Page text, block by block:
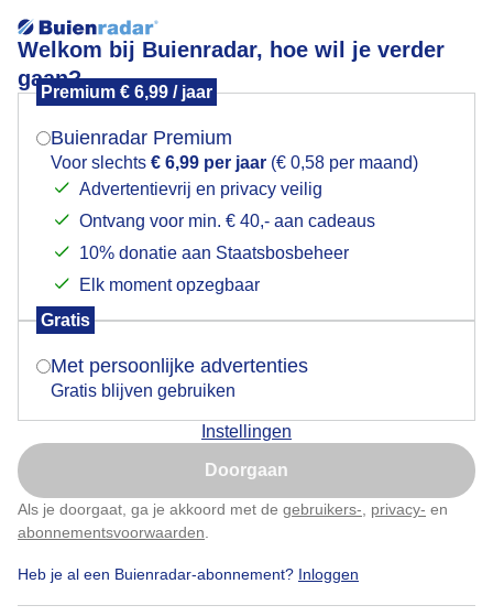
Welkom bij Buienradar, hoe wil je verder
gaan?
Premium € 6,99 / jaar
Buienradar Premium
Voor slechts € 6,99 per jaar (€ 0,58 per maand)
Advertentievrij en privacy veilig
Ontvang voor min. € 40,- aan cadeaus
10% donatie aan Staatsbosbeheer
Elk moment opzegbaar
Gratis
Met persoonlijke advertenties
Gratis blijven gebruiken
Instellingen
Doorgaan
Als je doorgaat, ga je akkoord met de gebruikers- privacy- en
abonnementsvoorwaarden
Heb je al een Buienradar-abonnement? Inloggen
Bloeiende bloemen bij een bewolkte lucht
Door: Regina Vastenhout Gemaakt: 08-10-2024, 247x bekeken
Bloeiendebloemen Wolken
Mogen we je locatie gebruiken voor het
Indien je hier nog geen akkoord op hebt gegeven,
verschijnt er zo een pop-up uit je browser waarin
Is goed, toon de popup
Nu niet, misschien later
Klik hierom dit aan te passen